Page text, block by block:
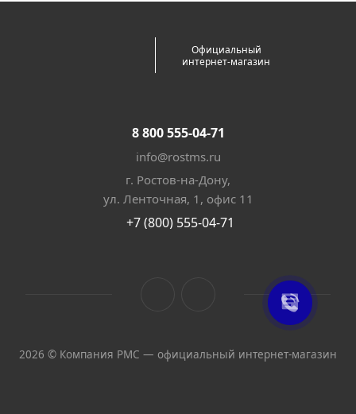
Официальный
интернет-магазин
8 800 555-04-71
info@rostms.ru
г. Ростов-на-Дону,
ул. Ленточная, 1, офис 11
+7 (800) 555-04-71
2026 © Компания РМС — официальный интернет-магазин